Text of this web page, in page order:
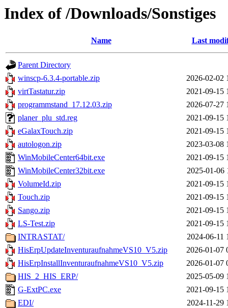
Index of /Downloads/Sonstiges
Name Last
Parent Directory
winscp-6.3.4-portable.zip
2026-02-02
virtTastatur.zip
2021-09-15
programmstand_17.12.03.zip
2026-07-27
planer_plu_std.reg
2021-09-15
eGalaxTouch.zip
2021-09-15
autologon.zip
2023-03-08
WinMobileCenter64bit.exe
2021-09-15
WinMobileCenter32bit.exe
2025-01-06
VolumeId.zip
2021-09-15
Touch.zip
2021-09-15
Sango.zip
2021-09-15
LS-Test.zip
2021-09-15
INTRASTAT/
2024-06-11
HisErpUpdateInventuraufnahmeVS10_V5.zip
2026-01-07
HisErpInstallInventuraufnahmeVS10_V5.zip
2026-01-07
HIS_2_HIS_ERP/
2025-05-09
G-ExtPC.exe
2021-09-15
EDI/
2024-11-29